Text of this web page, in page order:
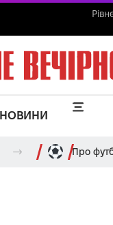
НОВИНИ
Про